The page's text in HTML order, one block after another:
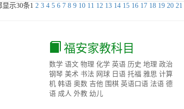
显示30条1 2 3 4 5 6 7 8 9 10 11 12 13 14 15 16 17 18 19 20 21
福安家教科目
数学 语文 物理 化学 英语 历史 地理 政治
钢琴 美术 书法 网球 日语 托福 雅思 计算
机 韩语 奥数 吉他 围棋 英语口语 法语 德
语 成人 外教 幼儿